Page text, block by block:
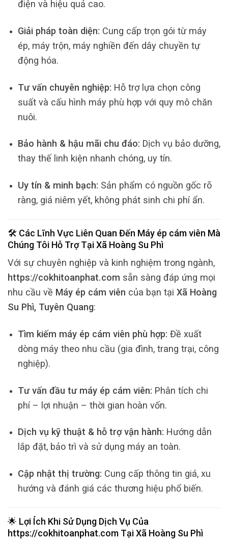
điện và hiệu quả cao.
Giải pháp toàn diện: Cung cấp trọn gói từ máy
ép, máy trộn, máy nghiền đến dây chuyền tự
động hóa.
Tư vấn chuyên nghiệp: Hỗ trợ lựa chọn công
suất và cấu hình máy phù hợp với quy mô chăn
nuôi.
Bảo hành & hậu mãi chu đáo: Dịch vụ bảo dưỡng,
thay thế linh kiện nhanh chóng, uy tín.
Uy tín & minh bạch: Sản phẩm có nguồn gốc rõ
ràng, giá niêm yết, không phát sinh chi phí ẩn.
🛠️ Các Lĩnh Vực Liên Quan Đến Máy ép cám viên Mà
Chúng Tôi Hỗ Trợ TạiXã Hoàng Su Phì
Với sự chuyên nghiệp và kinh nghiệm trong ngành,
https://cokhitoanphat.com sẵn sàng đáp ứng mọi
nhu cầu về Máy ép cám viên của bạn tại Xã Hoàng
Su Phì, Tuyên Quang:
Tìm kiếm máy ép cám viên phù hợp: Đề xuất
dòng máy theo nhu cầu (gia đình, trang trại, công
nghiệp).
Tư vấn đầu tư máy ép cám viên: Phân tích chi
phí – lợi nhuận – thời gian hoàn vốn.
Dịch vụ kỹ thuật & hỗ trợ vận hành: Hướng dẫn
lắp đặt, bảo trì và sử dụng máy an toàn.
Cập nhật thị trường: Cung cấp thông tin giá, xu
hướng và đánh giá các thương hiệu phổ biến.
🌟 Lợi Ích Khi Sử Dụng Dịch Vụ Của
https://cokhitoanphat.com TạiXã Hoàng Su Phì